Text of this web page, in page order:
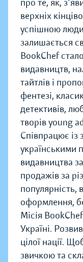
про те, як,
верхніх
успішною
залишається
BookChef
видавництв,
тайтлів і
фентезі,
детективів,
творів young
Співпрацює із
українськими
видавництва
продажів за
популярність,
оформлення,
Місія
Україні.
цілої нації.
звичкою та